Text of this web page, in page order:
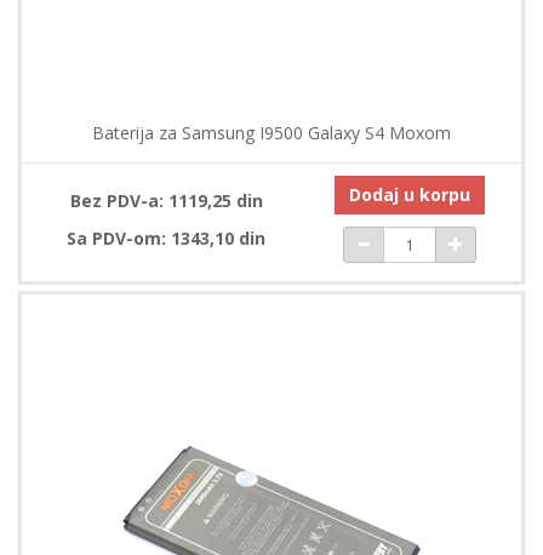
Baterija za Samsung I9500 Galaxy S4 Moxom
Bez PDV-a: 1119,25 din
Sa PDV-om: 1343,10 din
Dodaj u korpu